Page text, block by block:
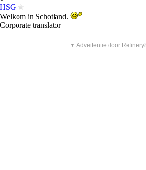
HSG
Welkom in Schotland.
Corporate translator
▼ Advertentie door